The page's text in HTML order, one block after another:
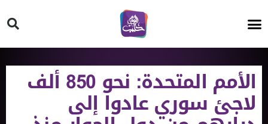
الأمم المتحدة: نحو 850 ألف
لاجئ سوري عادوا إلى